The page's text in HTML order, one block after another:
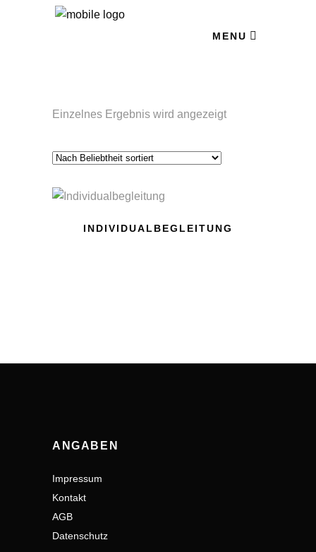
MENU
Einzelnes Ergebnis wird angezeigt
INDIVIDUALBEGLEITUNG
ANGABEN
Impressum
Kontakt
AGB
Datenschutz